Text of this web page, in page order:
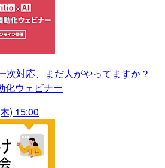
次対応、まだ人がやってますか？
化ウェビナー
) 15:00